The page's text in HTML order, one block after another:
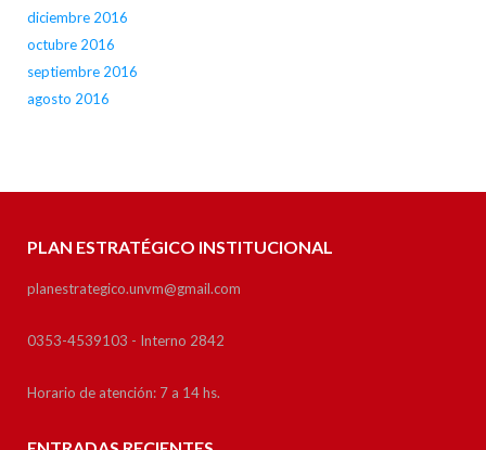
diciembre 2016
octubre 2016
septiembre 2016
agosto 2016
PLAN ESTRATÉGICO INSTITUCIONAL
planestrategico.unvm@gmail.com
0353-4539103 - Interno 2842
Horario de atención: 7 a 14 hs.